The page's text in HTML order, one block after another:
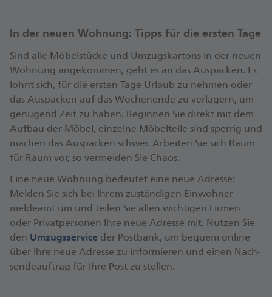
Auch wenn Ihnen Ihre Umzugs­helfer bereits
bekannt sind, weisen Sie diese ein, als wäre es ein
Umzugs­unter­nehmen: Sie sollten darauf achten,
was zer­brechlich ist oder welche Umzugs­kisten von
mehreren Personen getragen werden sollten. Teilen
Sie den Umzugs­helfern vorab Auf­gaben zu. Ein Teil
von ihnen bleibt in der alten Wohnung und hilft,
dort zu verladen und ggf. die Wohnung zu putzen.
Der andere Teil hilft in der neuen Wohnung: Das
Ausladen, Aufbauen von Möbeln und Umzugs­
kartons auspacken.
Um schlechte Stimmung zu ver­meiden, animieren
Sie zu Pausen! Erzeugen Sie keine Hektik, sondern
sorgen Sie dafür, dass Ihre Umzugs­helfer sich
zwischen­durch auch ausruhen. Am Ende des Tages
sollten Sie sich bei allen Umzugs­helfern groß­zügig
bedanken und mit einem Essen oder Ähnlichem
In der neuen Wohnung: Tipps für die ersten Tage
Sind alle Möbel­stücke und Umzugs­kartons in der neuen
Wohnung ange­kommen, geht es an das Aus­packen. Es
lohnt sich, für die ersten Tage Urlaub zu nehmen oder
das Aus­packen auf das Wochen­ende zu verlagern, um
genügend Zeit zu haben. Beginnen Sie direkt mit dem
Aufbau der Möbel, einzelne Möbel­teile sind sperrig und
machen das Aus­packen schwer. Arbeiten Sie sich Raum
für Raum vor, so vermeiden Sie Chaos.
Eine neue Wohnung bedeutet eine neue Adresse:
Melden Sie sich bei Ihrem zuständigen Ein­wohner­
melde­amt um und teilen Sie allen wichtigen Firmen
oder Privat­personen Ihre neue Adresse mit. Nutzen Sie
den Umzugs­service der Postbank, um bequem online
über Ihre neue Adresse zu informieren und einen Nach­
sende­auftrag für Ihre Post zu stellen.